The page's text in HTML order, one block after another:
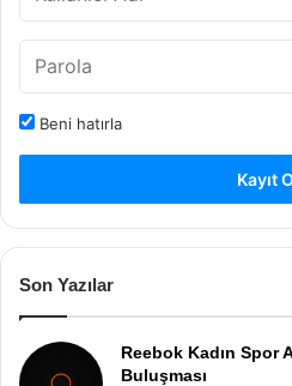
Beni hatırla
Kayıt
Son Yazılar
Reebok Kadın Spor
Buluşması